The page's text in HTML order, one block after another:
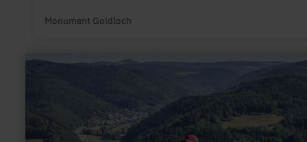
Monument Goldloch
learn
Dümpelhardt